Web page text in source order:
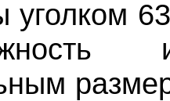
уголком